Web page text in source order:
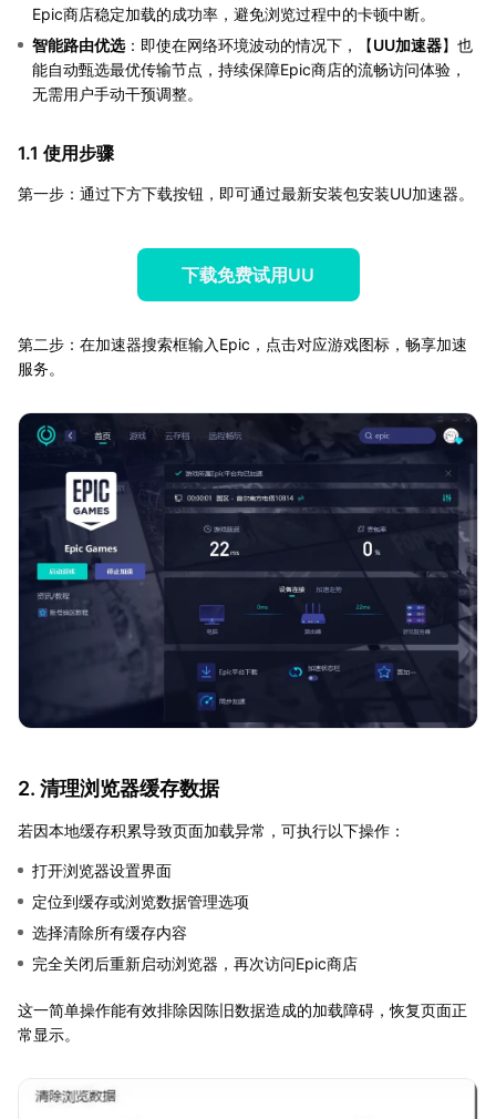
Epic商店稳定加载的成功率，避免浏览过程中的卡顿中断。
智能路由优选：即使在网络环境波动的情况下，【UU加速器】也
能自动甄选最优传输节点，持续保障Epic商店的流畅访问体验，
无需用户手动干预调整。
1.1 使用步骤
第一步：通过下方下载按钮，即可通过最新安装包安装UU加速器。
下载免费试用UU
第二步：在加速器搜索框输入Epic，点击对应游戏图标，畅享加速
服务。
2. 清理浏览器缓存数据
若因本地缓存积累导致页面加载异常，可执行以下操作：
打开浏览器设置界面
定位到缓存或浏览数据管理选项
选择清除所有缓存内容
完全关闭后重新启动浏览器，再次访问Epic商店
这一简单操作能有效排除因陈旧数据造成的加载障碍，恢复页面正
常显示。